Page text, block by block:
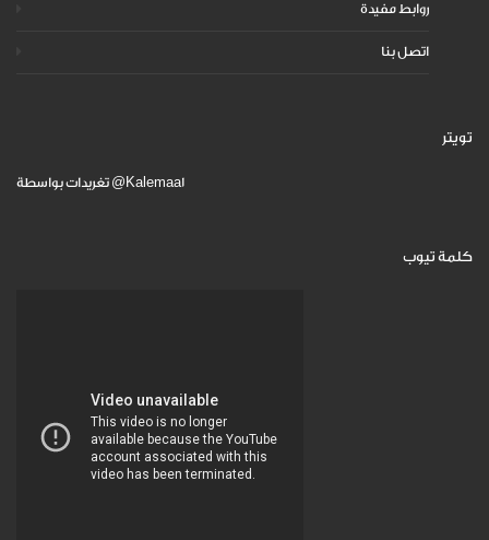
روابط مفيدة
اتصل بنا
تويتر
تغريدات بواسطة @Kalemaa1
كلمة تيوب